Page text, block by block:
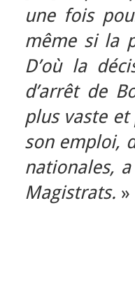
une fois
même si la
D’où la
d’arrêt de
plus vaste
son emploi,
nationales,
Magistrats.